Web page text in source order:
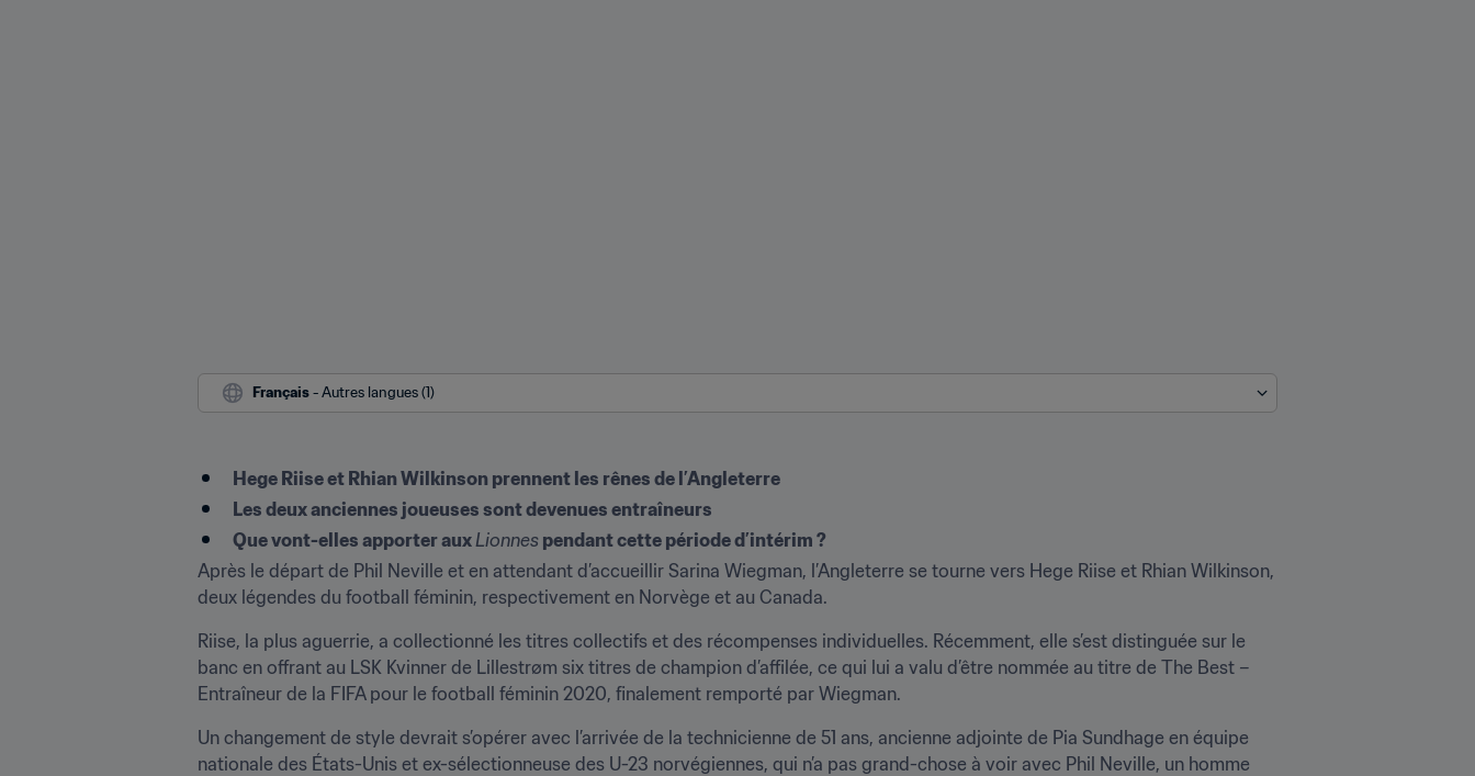
Français - Autres langues (1)
Hege Riise et Rhian Wilkinson prennent les rênes de l’Angleterre
Les deux anciennes joueuses sont devenues entraîneurs
Que vont-elles apporter aux Lionnes pendant cette période d’intérim ?
Après le départ de Phil Neville et en attendant d’accueillir Sarina Wiegman, l’Angleterre se tourne vers Hege Riise et Rhian Wilkinson,
deux légendes du football féminin, respectivement en Norvège et au Canada.
Riise, la plus aguerrie, a collectionné les titres collectifs et des récompenses individuelles. Récemment, elle s’est distinguée sur le
banc en offrant au LSK Kvinner de Lillestrøm six titres de champion d’affilée, ce qui lui a valu d’être nommée au titre de The Best –
Entraîneur de la FIFA pour le football féminin 2020, finalement remporté par Wiegman.
Un changement de style devrait s’opérer avec l’arrivée de la technicienne de 51 ans, ancienne adjointe de Pia Sundhage en équipe
nationale des États-Unis et ex-sélectionneuse des U-23 norvégiennes, qui n’a pas grand-chose à voir avec Phil Neville, un homme